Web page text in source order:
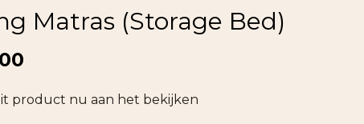
Matras (storage Bed)
product nu aan het bekijken